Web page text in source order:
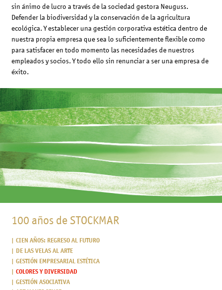
sin ánimo de lucro a través de la sociedad gestora Neuguss.
Defender la biodiversidad y la conservación de la agricultura
ecológica. Y establecer una gestión corporativa estética dentro de
nuestra propia empresa que sea lo suficientemente flexible como
para satisfacer en todo momento las necesidades de nuestros
empleados y socios. Y todo ello sin renunciar a ser una empresa de
éxito.
100 años de STOCKMAR
CIEN AÑOS: REGRESO AL FUTURO
DE LAS VELAS AL ARTE
GESTIÓN EMPRESARIAL ESTÉTICA
COLORES Y DIVERSIDAD
GESTIÓN ASOCIATIVA